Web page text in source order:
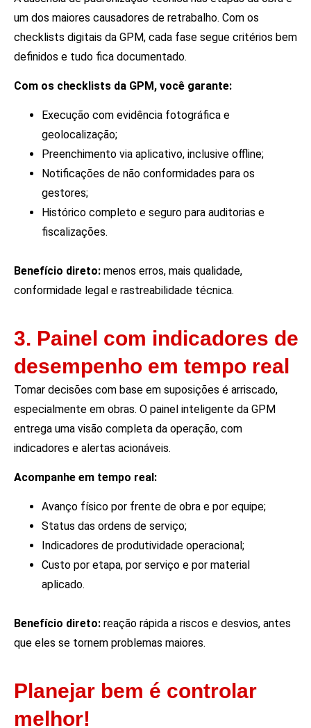
um dos maiores causadores de retrabalho. Com os
checklists digitais da GPM, cada fase segue critérios bem
definidos e tudo fica documentado.
Com os checklists da GPM, você garante:
Execução com evidência fotográfica e
geolocalização;
Preenchimento via aplicativo, inclusive offline;
Notificações de não conformidades para os
gestores;
Histórico completo e seguro para auditorias e
fiscalizações.
Benefício direto: menos erros, mais qualidade,
conformidade legal e rastreabilidade técnica.
3. Painel com indicadores de
desempenho em tempo real
Tomar decisões com base em suposições é arriscado,
especialmente em obras. O painel inteligente da GPM
entrega uma visão completa da operação, com
indicadores e alertas acionáveis.
Acompanhe em tempo real:
Avanço físico por frente de obra e por equipe;
Status das ordens de serviço;
Indicadores de produtividade operacional;
Custo por etapa, por serviço e por material
aplicado.
Benefício direto: reação rápida a riscos e desvios, antes
que eles se tornem problemas maiores.
Planejar bem é controlar
melhor!